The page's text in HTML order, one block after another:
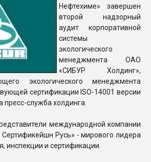
Нефтехиме» завершен
второй надзорный
аудит корпоративной
системы
экологического
менеджмента ОАО
«СИБУР Холдинг»,
экологического менеджмента
сертификации ISO-14001 версии
пресс-служба холдинга.
международной компании
Русь» - мирового лидера
инспекции и сертификации.